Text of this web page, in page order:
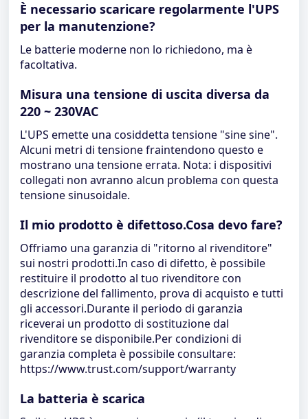
È necessario scaricare regolarmente l'UPS
per la manutenzione?
Le batterie moderne non lo richiedono, ma è
facoltativa.
Misura una tensione di uscita diversa da
220 ~ 230VAC
L'UPS emette una cosiddetta tensione "sine sine".
Alcuni metri di tensione fraintendono questo e
mostrano una tensione errata. Nota: i dispositivi
collegati non avranno alcun problema con questa
tensione sinusoidale.
Il mio prodotto è difettoso.Cosa devo fare?
Offriamo una garanzia di "ritorno al rivenditore"
sui nostri prodotti.In caso di difetto, è possibile
restituire il prodotto al tuo rivenditore con
descrizione del fallimento, prova di acquisto e tutti
gli accessori.Durante il periodo di garanzia
riceverai un prodotto di sostituzione dal
rivenditore se disponibile.Per condizioni di
garanzia completa è possibile consultare:
https://www.trust.com/support/warranty
La batteria è scarica